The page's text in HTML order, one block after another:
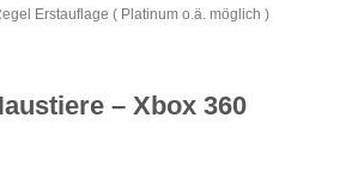
Erstauflage ( Platinum o.ä. möglich )
– Xbox 360